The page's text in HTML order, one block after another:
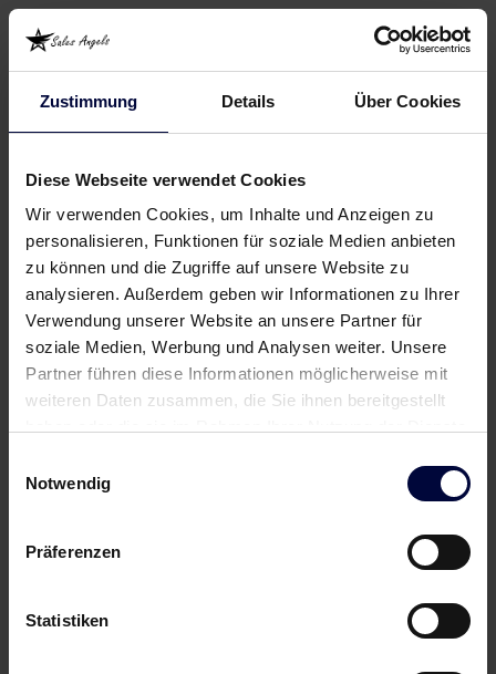
Zustimmung Details Über Cookies
Diese Webseite verwendet Cookies
Wir verwenden Cookies, um Inhalte und Anzeigen zu
personalisieren, Funktionen für soziale Medien anbieten
zu können und die Zugriffe auf unsere Website zu
analysieren. Außerdem geben wir Informationen zu Ihrer
Verwendung unserer Website an unsere Partner für
soziale Medien, Werbung und Analysen weiter. Unsere
Partner führen diese Informationen möglicherweise mit
weiteren Daten zusammen, die Sie ihnen bereitgestellt
Notwendig
Präferenzen
Statistiken